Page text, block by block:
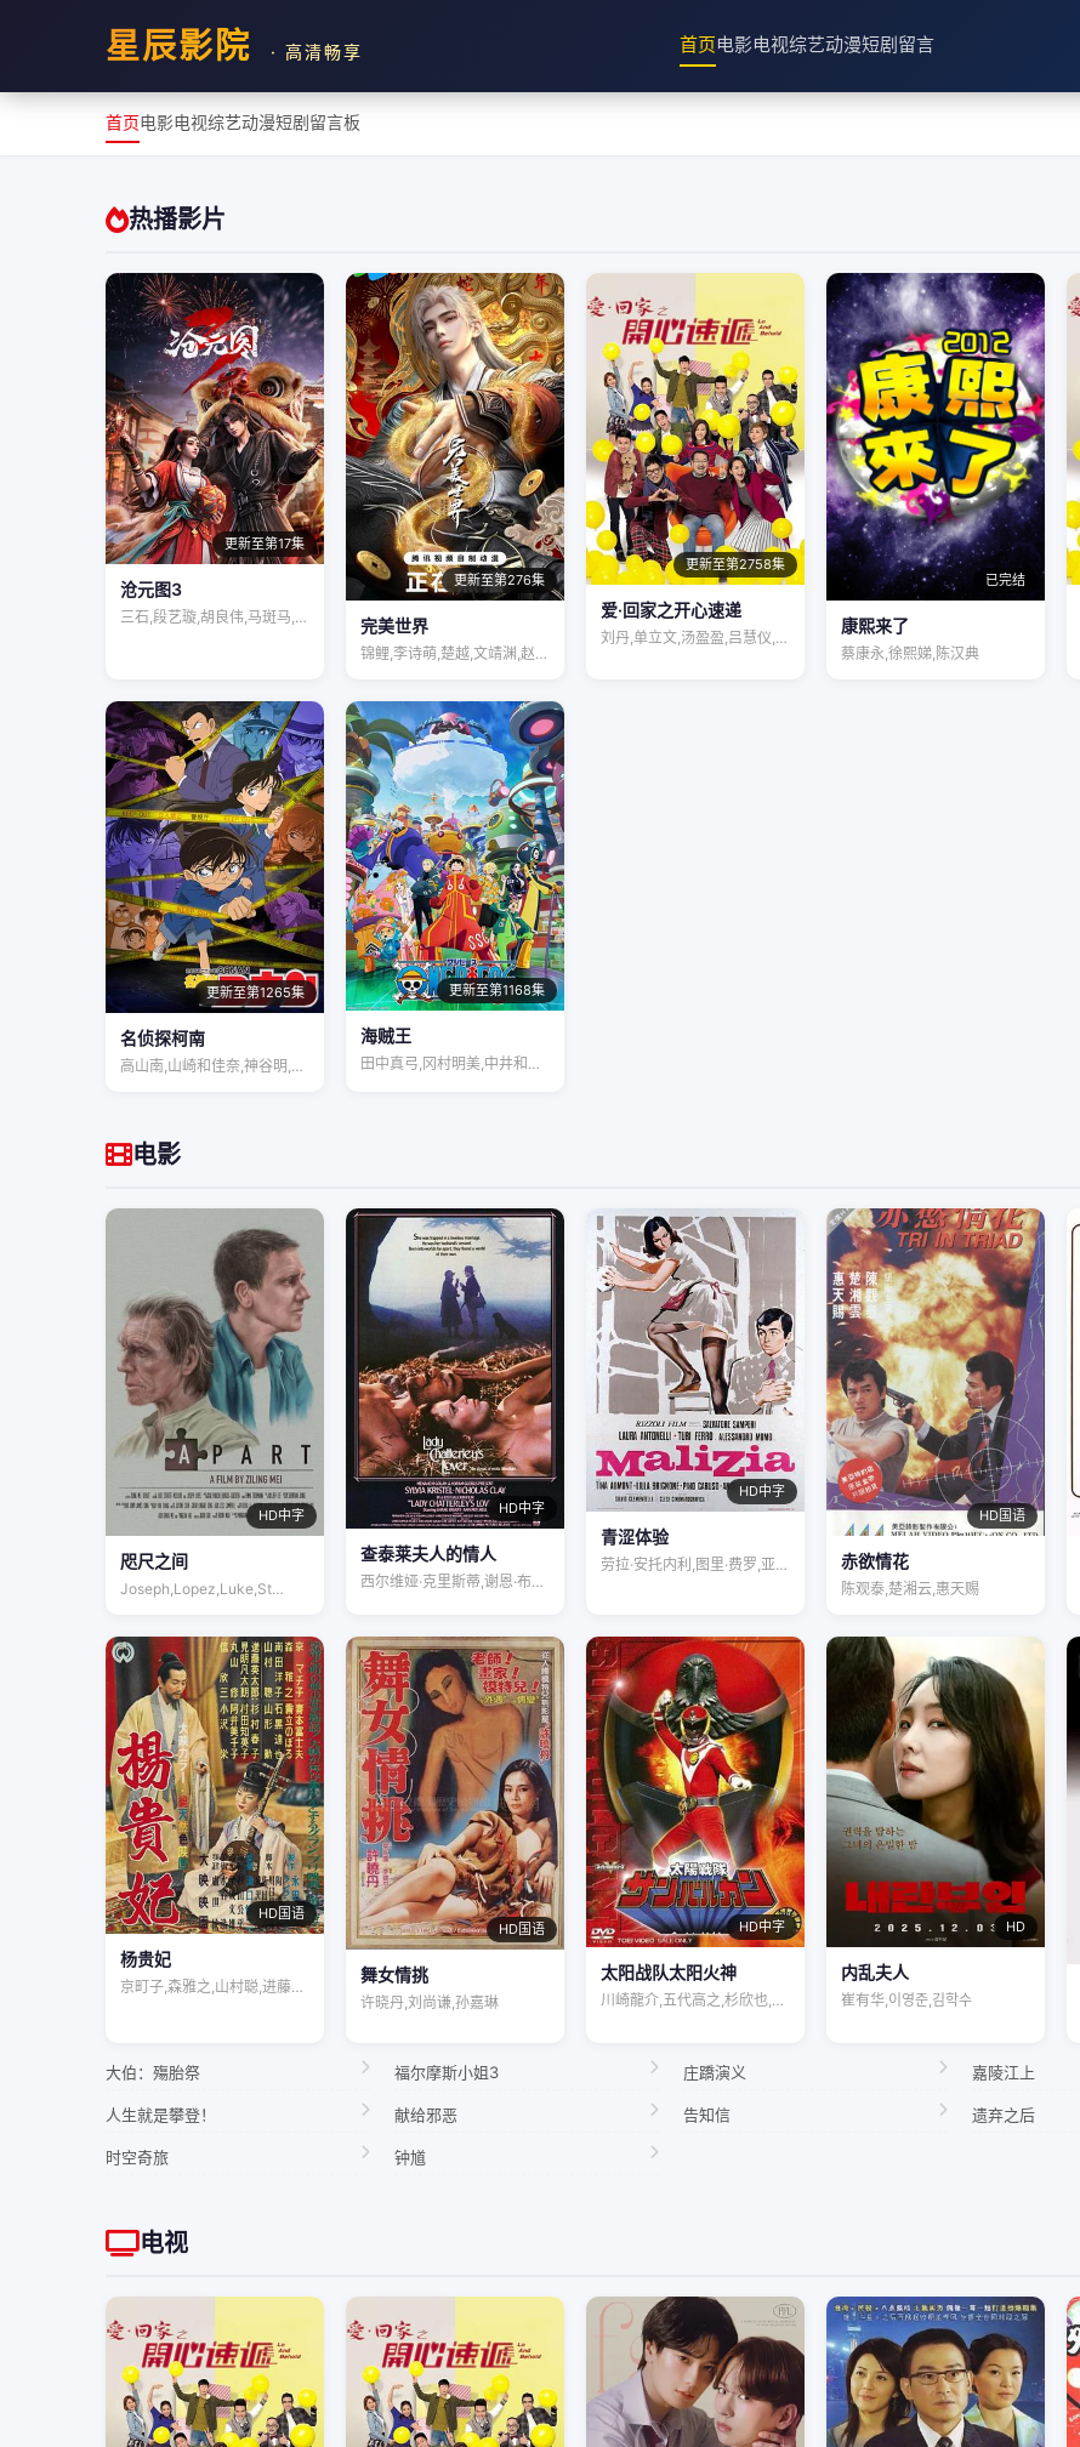
星辰影院 · 高清畅享 首页电影电视综艺动漫短剧留言
首页电影电视综艺动漫短剧留言板
热播影片
更新至第17集
沧元图3
三石,段艺璇,胡良伟,马斑马,姜广涛,袁…
更新至第276集
完美世界
锦鲤,李诗萌,楚越,文靖渊,赵爽,聂曦映…
更新至第2758集
爱·回家之开心速递
刘丹,单立文,汤盈盈,吕慧仪,罗乐林,马…
已完结
康熙来了
蔡康永,徐熙娣,陈汉典
更新至第1265集
名侦探柯南
高山南,山崎和佳奈,神谷明,小山力也,林…
更新至第1168集
海贼王
田中真弓,冈村明美,中井和哉,山口胜平,…
电影
HD中字
咫尺之间
Joseph,Lopez,Luke,St…
HD中字
查泰莱夫人的情人
西尔维娅·克里斯蒂,谢恩·布赖恩特,尼古…
HD中字
青涩体验
劳拉·安托内利,图里·费罗,亚历桑德罗·…
HD国语
赤欲情花
陈观泰,楚湘云,惠天赐
HD国语
杨贵妃
京町子,森雅之,山村聪,进藤英太郎,杉村…
HD国语
舞女情挑
许晓丹,刘尚谦,孙嘉琳
HD中字
太阳战队太阳火神
川崎龍介,五代高之,杉欣也,小林朝夫
HD
内乱夫人
崔有华,이영준,김학수
大伯：殤胎祭 福尔摩斯小姐3 庄蹻演义 嘉陵江上
人生就是攀登！ 献给邪恶 告知信 遗弃之后
时空奇旅 钟馗
电视